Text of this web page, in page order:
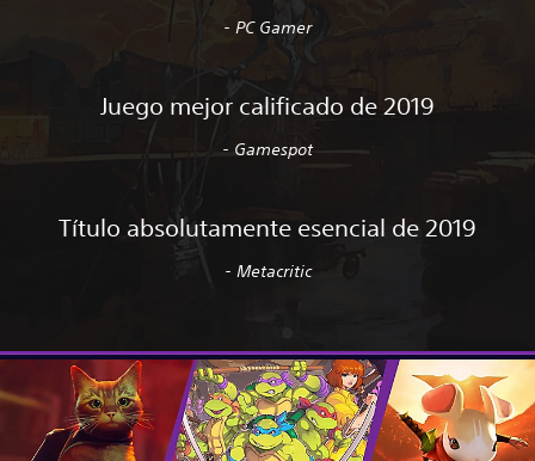
- PC Gamer
Juego mejor calificado de 2019
- Gamespot
Título absolutamente esencial de 2019
- Metacritic